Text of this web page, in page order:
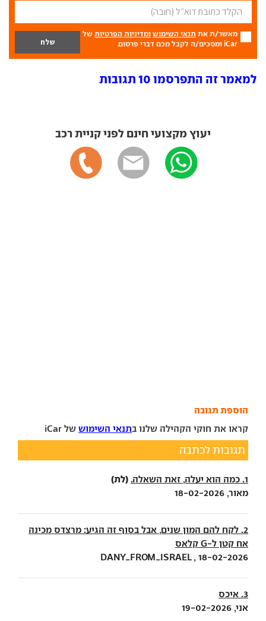
מאשר/ת את תנאי השימוש ומדיניות הפרטיות של
iCar ומסכים/ה לקבל מכם דברי פרסום.
למאמר זה התפרסמו 10 תגובות
יעוץ מקצועי חינם לפני קניית רכב
הוספת תגובה
קראו את חוקי הקהילה שלנו בתנאי השימוש של iCar
תגובות לכתבה
1. כמה הוא יעלה, זאת השאלה. (לת)
מאור, 18-02-2026
2. לקח להם המון שנים, אבל בסוף זה הגיע: מרצדס מכינה
אח קטן ל-G קלאס
DANY_FROM_ISRAEL , 18-02-2026
3. איכס
אני, 19-02-2026